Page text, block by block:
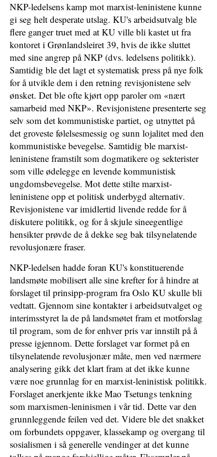
NKP-ledelsens kamp mot marxist-leninistene kunne
gi seg helt desperate utslag. KU's arbeidsutvalg ble
flere ganger truet med at KU ville bli kastet ut fra
kontoret i Grønlandsleiret 39, hvis de ikke sluttet
med sine angrep på NKP (dvs. ledelsens politikk).
Samtidig ble det lagt et systematisk press på nye folk
for å utvikle dem i den retning revisjonistene selv
ønsket. Det ble ofte kjørt opp paroler om «nært
samarbeid med NKP». Revisjonistene presenterte seg
selv som det kommunistiske partiet, og utnyttet på
det groveste følelsesmessig og sunn lojalitet med den
kommunistiske bevegelse. Samtidig ble marxist-
leninistene framstilt som dogmatikere og sekterister
som ville ødelegge en levende kommunistisk
ungdomsbevegelse. Mot dette stilte marxist-
leninistene opp et politisk underbygd alternativ.
Revisjonistene var imidlertid livende redde for å
diskutere politikk, og for å skjule sineegentlige
hensikter prøvde de å dekke seg bak tilsynelatende
revolusjonære fraser.
NKP-ledelsen hadde foran KU's konstituerende
landsmøte mobilisert alle sine krefter for å hindre at
forslaget til prinsipp-program fra Oslo KU skulle bli
vedtatt. Gjennom sine kontakter i arbeidsutvalget og
interimsstyret la de på landsmøtet fram et motforslag
til program, som de for enhver pris var innstilt på å
presse igjennom. Dette forslaget var formet på en
tilsynelatende revolusjonær måte, men ved nærmere
analysering gikk det klart fram at det ikke kunne
være noe grunnlag for en marxist-leninistisk politikk.
Forslaget anerkjente ikke Mao Tsetungs tenkning
som marxismen-leninismen i vår tid. Dette var den
grunnleggende feilen ved det. Videre ble det snakket
om forbundets oppgaver, klassekamp og overgang til
sosialismen i så generelle vendinger at det kunne